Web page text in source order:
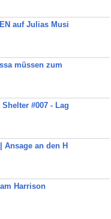
auf Julias Musi
müssen zum
#007 - Lag
Ansage an den H
Harrison